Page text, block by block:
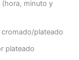
(hora, minuto y
plateado
plateado